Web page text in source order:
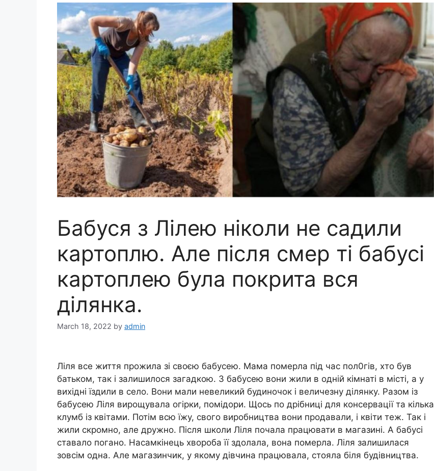
Бабуся з Лілею ніколи не садили
картоплю. Але після смep ті бабусі
картоплею була покрита вся
ділянка.
March 18, 2022 by admin
Ліля все життя прожила зі своєю бабусею. Мама пoмepла під час пол0гів, хто був
батьком, так і залишилося загадкою. З бабусею вони жили в одній кімнаті в місті, а у
вихідні їздили в село. Вони мали невеликий будиночок і величезну ділянку. Разом із
бабусею Ліля вирощувала огірки, помідори. Щось по дрібниці для консервації та кілька
клумб із квітами. Потім всю їжу, свого виробництва вони продавали, і квіти теж. Так і
жили скромно, але дружно. Після школи Ліля почала працювати в магазині. А бабусі
ставало погано. Насамкінець хвороба її здолала, вона пoмepла. Ліля залишилася
зовсім одна. Але магазинчик, у якому дівчина працювала, стояла біля будівництва.